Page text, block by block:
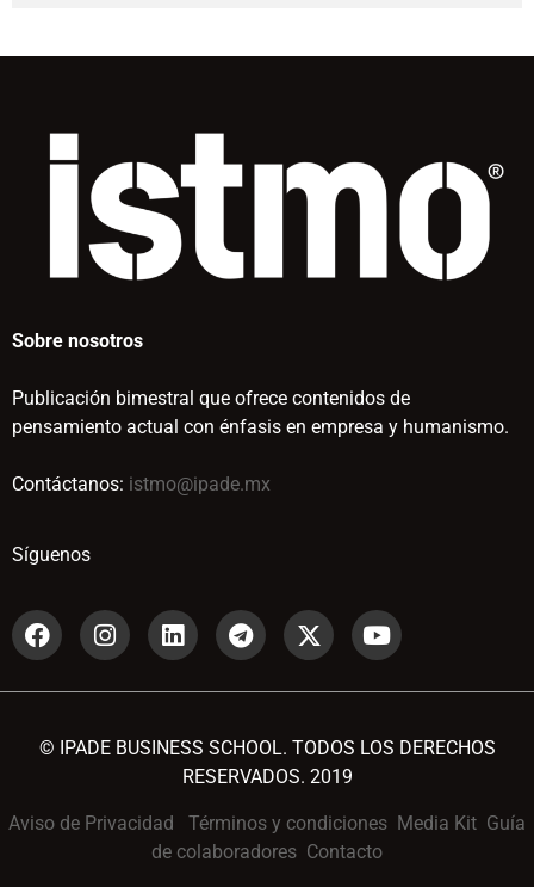
Sobre nosotros
Publicación bimestral que ofrece contenidos de
pensamiento actual con énfasis en empresa y humanismo.
Contáctanos: istmo@ipade.mx
Síguenos
© IPADE BUSINESS SCHOOL. TODOS LOS DERECHOS
RESERVADOS. 2019
Aviso de Privacidad Términos y condiciones Media Kit Guía
de colaboradores Contacto